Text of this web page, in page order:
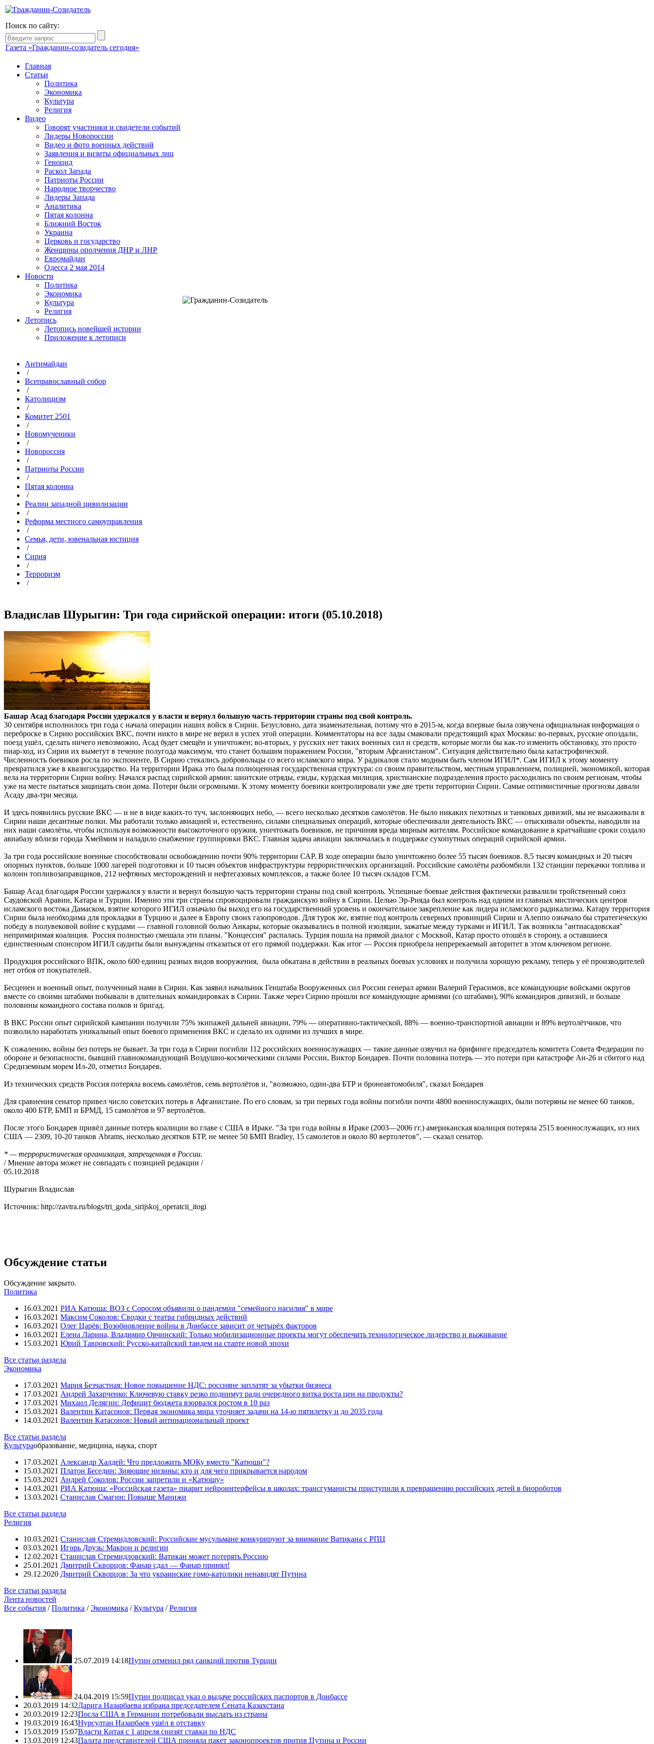
Поиск по сайту:
Газета «Гражданин-созидатель сегодня»
Главная
Статьи
Политика
Экономика
Культура
Религия
Видео
Говорят участники и свидетели событий
Лидеры Новороссии
Видео и фото военных действий
Заявления и визиты официальных лиц
Геноцид
Раскол Запада
Патриоты России
Народное творчество
Лидеры Запада
Аналитика
Пятая колонна
Ближний Восток
Украина
Церковь и государство
Женщины ополчения ДНР и ЛНР
Евромайдан
Одесса 2 мая 2014
Новости
Политика
Экономика
Культура
Религия
Летопись
Летопись новейшей истории
Приложение к летописи
Антимайдан
/
Всеправославный собор
/
Католицизм
/
Комитет 2501
/
Новомученики
/
Новороссия
/
Патриоты России
/
Пятая колонна
/
Реалии западной цивилизации
/
Реформа местного самоуправления
/
Семья, дети, ювенальная юстиция
/
Сирия
/
Терроризм
/
Владислав Шурыгин: Три года сирийской операции: итоги (05.10.2018)
Башар Асад благодаря России удержался у власти и вернул большую часть территории страны под свой контроль.
30 сентября исполнилось три года с начала операции наших войск в Сирии. Безусловно, дата знаменательная, потому что в 2015-м, когда впервые была озвучена официальная информация о
переброске в Сирию российских ВКС, почти никто в мире не верил в успех этой операции. Комментаторы на все лады смаковали предстоящий крах Москвы: во-первых, русские опоздали,
поезд ушёл, сделать ничего невозможно, Асад будет смещён и уничтожен; во-вторых, у русских нет таких военных сил и средств, которые могли бы как-то изменить обстановку, это просто
пиар-ход, из Сирии их выметут в течение полугода максимум, что станет большим поражением России, "вторым Афганистаном". Ситуация действительно была катастрофической.
Численность боевиков росла по экспоненте, В Сирию стекались добровольцы со всего исламского мира. У радикалов стало модным быть членом ИГИЛ*. Сам ИГИЛ к этому моменту
превратился уже в квазигосударство. На территории Ирака это была полноценная государственная структура: со своим правительством, местным управлением, полицией, экономикой, которая
вела на территории Сирии войну. Начался распад сирийской армии: шиитские отряды, езиды, курдская милиция, христианские подразделения просто расходились по своим регионам, чтобы
уже на месте пытаться защищать свои дома. Потери были огромными. К этому моменту боевики контролировали уже две трети территории Сирии. Самые оптимистичные прогнозы давали
Асаду два-три месяца.
И здесь появились русские ВКС — и не в виде каких-то туч, заслоняющих небо, — всего несколько десятков самолётов. Не было никаких пехотных и танковых дивизий, мы не высаживали в
Сирии наши десантные полки. Мы работали только авиацией и, естественно, силами специальных операций, которые обеспечивали деятельность ВКС — отыскивали объекты, наводили на
них наши самолёты, чтобы используя возможности высокоточного оружия, уничтожать боевиков, не причиняя вреда мирным жителям. Российское командование в кратчайшие сроки создало
авиабазу вблизи города Хмеймим и наладило снабжение группировки ВКС. Главная задача авиации заключалась в поддержке сухопутных операций сирийской армии.
За три года российские военные способствовали освобождению почти 90% территории САР. В ходе операции было уничтожено более 55 тысяч боевиков. 8,5 тысяч командных и 20 тысяч
опорных пунктов, больше 1000 лагерей подготовки и 10 тысяч объектов инфраструктуры террористических организаций. Российские самолёты разбомбили 132 станции перекачки топлива и
колонн топливозаправщиков, 212 нефтяных месторождений и нефтегазовых комплексов, а также более 10 тысяч складов ГСМ.
Башар Асад благодаря России удержался у власти и вернул большую часть территории страны под свой контроль. Успешные боевые действия фактически развалили тройственный союз
Саудовской Аравии, Катара и Турции. Именно эти три страны спровоцировали гражданскую войну в Сирии. Целью Эр-Рияда был контроль над одним из главных мистических центров
исламского востока Дамаском, взятие которого ИГИЛ означало бы выход его на государственный уровень и окончательное закрепление как лидера исламского радикализма. Катару территория
Сирии была необходима для прокладки в Турцию и далее в Европу своих газопроводов. Для турок же, взятие под контроль северных провинций Сирии и Алеппо означало бы стратегическую
победу в полувековой войне с курдами — главной головной болью Анкары, которые оказывались в полной изоляции, зажатые между турками и ИГИЛ. Так возникла "антиасадовская"
непримиримая коалиция. Россия полностью смешала эти планы. "Концессия" распалась. Турция пошла на прямой диалог с Москвой, Катар просто отошёл в сторону, а оставшиеся
единственным спонсором ИГИЛ саудиты были вынуждены отказаться от его прямой поддержки. Как итог — Россия приобрела непререкаемый авторитет в этом ключевом регионе.
Продукция российского ВПК, около 600 единиц разных видов вооружения, была обкатана в действии в реальных боевых условиях и получила хорошую рекламу, теперь у её производителей
нет отбоя от покупателей.
Бесценен и военный опыт, полученный нами в Сирии. Как заявил начальник Генштаба Вооруженных сил России генерал армии Валерий Герасимов, все командующие войсками округов
вместе со своими штабами побывали в длительных командировках в Сирии. Также через Сирию прошли все командующие армиями (со штабами), 90% командиров дивизий, и больше
половины командного состава полков и бригад.
В ВКС России опыт сирийской кампании получили 75% экипажей дальней авиации, 79% — оперативно-тактической, 88% — военно-транспортной авиации и 89% вертолётчиков, что
позволило наработать уникальный опыт боевого применения ВКС и сделало их одними из лучших в мире.
К сожалению, войны без потерь не бывает. За три года в Сирии погибли 112 российских военнослужащих — такие данные озвучил на брифинге председатель комитета Совета Федерации по
обороне и безопасности, бывший главнокомандующий Воздушно-космическими силами России, Виктор Бондарев. Почти половина потерь — это потери при катастрофе Ан-26 и сбитого над
Средиземным морем Ил-20, отметил Бондарев.
Из технических средств Россия потеряла восемь самолётов, семь вертолётов и, "возможно, один-два БТР и бронеавтомобиля", сказал Бондарев
Для сравнения сенатор привел число советских потерь в Афганистане. По его словам, за три первых года войны погибли почти 4800 военнослужащих, были потеряны не менее 60 танков,
около 400 БТР, БМП и БРМД, 15 самолётов и 97 вертолётов.
После этого Бондарев привёл данные потерь коалиции во главе с США в Ираке. "За три года войны в Ираке (2003—2006 гг.) американская коалиция потеряла 2515 военнослужащих, из них
США — 2309, 10-20 танков Abrams, несколько десятков БТР, не менее 50 БМП Bradley, 15 самолетов и около 80 вертолетов", — сказал сенатор.
* — террористическая организация, запрещенная в России.
/ Мнение автора может не совпадать с позицией редакции /
05.10.2018
Шурыгин Владислав
Источник: http://zavtra.ru/blogs/tri_goda_sirijskoj_operatcii_itogi
Обсуждение статьи
Обсуждение закрыто.
Политика
16.03.2021 РИА Катюша: ВОЗ с Соросом объявили о пандемии "семейного насилия" в мире
16.03.2021 Максим Соколов: Сводки с театра гибридных действий
16.03.2021 Олег Царёв: Возобновление войны в Донбассе зависит от четырёх факторов
16.03.2021 Елена Ларина, Владимир Овчинский: Только мобилизационные проекты могут обеспечить технологическое лидерство и выживание
15.03.2021 Юрий Тавровский: Русско-китайский тандем на старте новой эпохи
Все статьи раздела
Экономика
17.03.2021 Мария Безчастная: Новое повышение НДС: россияне заплатят за убытки бизнеса
17.03.2021 Андрей Захарченко: Ключевую ставку резко поднимут ради очередного витка роста цен на продукты?
17.03.2021 Михаил Делягин: Дефицит бюджета взорвался ростом в 10 раз
15.03.2021 Валентин Катасонов: Первая экономика мира уточняет задачи на 14-ю пятилетку и до 2035 года
14.03.2021 Валентин Катасонов: Новый антинациональный проект
Все статьи раздела
Культураобразование, медицина, наука, спорт
17.03.2021 Александр Халдей: Что предложить МОКу вместо "Катюши"?
15.03.2021 Платон Беседин: Зияющие низины: кто и для чего прикрывается народом
15.03.2021 Андрей Соколов: России запретили и «Катюшу»
14.03.2021 РИА Катюша: «Российская газета» пиарит нейроинтерфейсы в школах: трансгуманисты приступили к превращению российских детей в биороботов
13.03.2021 Станислав Смагин: Повыше Манижи
Все статьи раздела
Религия
10.03.2021 Станислав Стремидловский: Российские мусульмане конкурируют за внимание Ватикана с РПЦ
03.03.2021 Игорь Друзь: Макрон и религии
12.02.2021 Станислав Стремидловский: Ватикан может потерять Россию
25.01.2021 Дмитрий Скворцов: Фанар сдал — Фанар принял!
29.12.2020 Дмитрий Скворцов: За что украинские гомо-католики ненавидят Путина
Все статьи раздела
Лента новостей
Все события /Политика /Экономика /Культура /Религия
25.07.2019 14:18Путин отменил ряд санкций против Турции
24.04.2019 15:59Путин подписал указ о выдаче российских паспортов в Донбассе
20.03.2019 14:32Дарига Назарбаева избрана председателем Сената Казахстана
20.03.2019 12:23Посла США в Германии потребовали выслать из страны
19.03.2019 16:43Нурсултан Назарбаев ушёл в отставку
15.03.2019 15:07Власти Китая с 1 апреля снизят ставки по НДС
13.03.2019 12:43Палата представителей США приняла пакет законопроектов против Путина и России